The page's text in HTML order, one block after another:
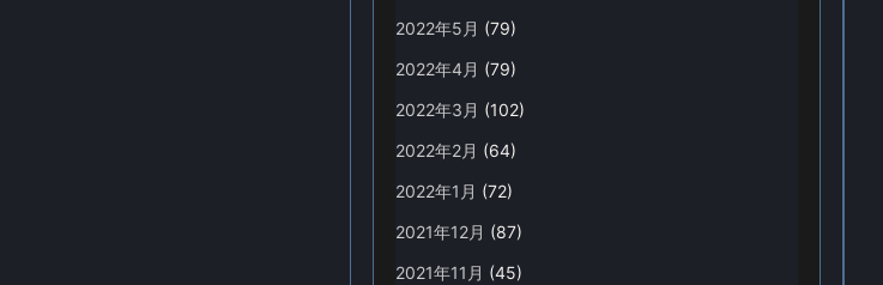
2022年5月 (79)
2022年4月 (79)
2022年3月 (102)
2022年2月 (64)
2022年1月 (72)
2021年12月 (87)
2021年11月 (45)